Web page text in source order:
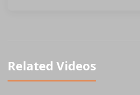
Related Videos